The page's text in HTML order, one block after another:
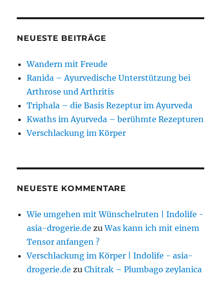
NEUESTE BEITRÄGE
Wandern mit Freude
Ranida – Ayurvedische Unterstützung bei
Arthrose und Arthritis
Triphala – die Basis Rezeptur im Ayurveda
Kwaths im Ayurveda – berühmte Rezepturen
Verschlackung im Körper
NEUESTE KOMMENTARE
Wie umgehen mit Wünschelruten | Indolife -
asia-drogerie.de zuWas kann ich mit einem
Tensor anfangen ?
Verschlackung im Körper | Indolife - asia-
drogerie.de zuChitrak – Plumbago zeylanica